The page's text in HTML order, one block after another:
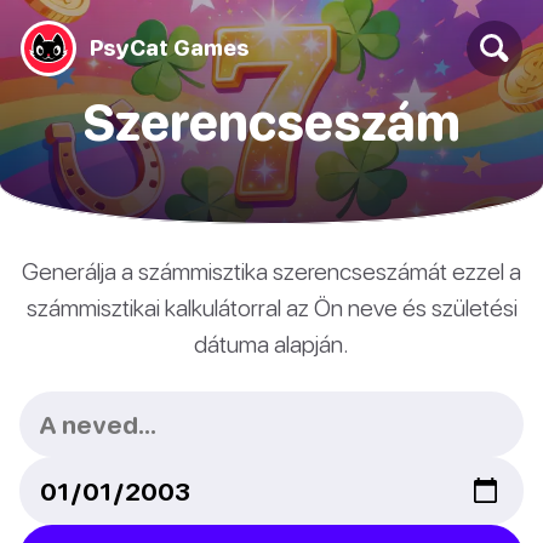
PsyCat Games
Szerencseszám
Generálja a számmisztika szerencseszámát ezzel a
számmisztikai kalkulátorral az Ön neve és születési
dátuma alapján.